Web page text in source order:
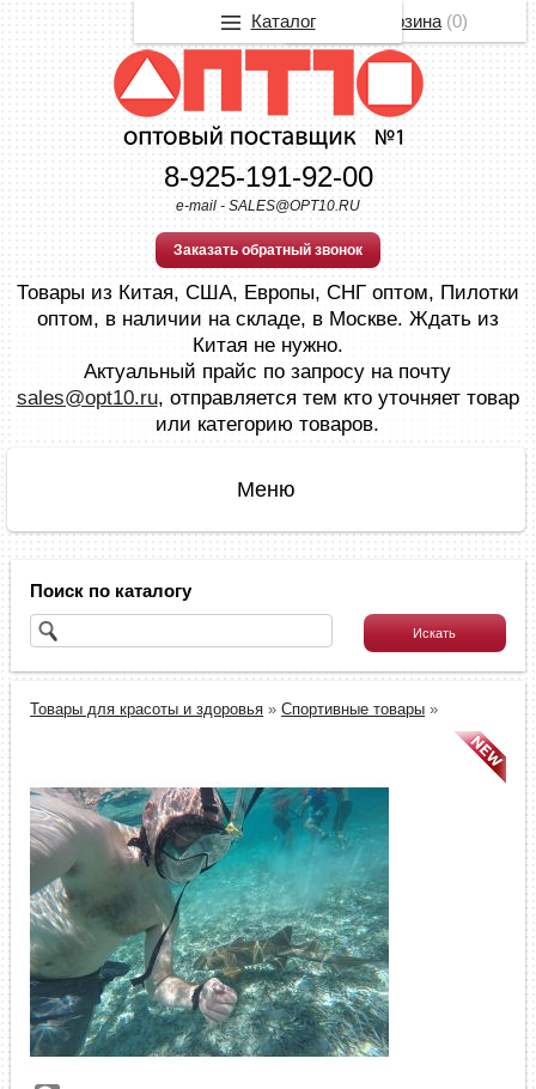
8-925-191-92-00
e-mail - SALES@OPT10.RU
Заказать обратный звонок
Товары из Китая, США, Европы, СНГ оптом, Пилотки
оптом, в наличии на складе, в Москве. Ждать из
Китая не нужно.
Актуальный прайс по запросу на почту
sales@opt10.ru, отправляется тем кто уточняет товар
или категорию товаров.
Поиск по каталогу
Товары для красоты и здоровья »Спортивные товары »
Корзина(0)
Каталог